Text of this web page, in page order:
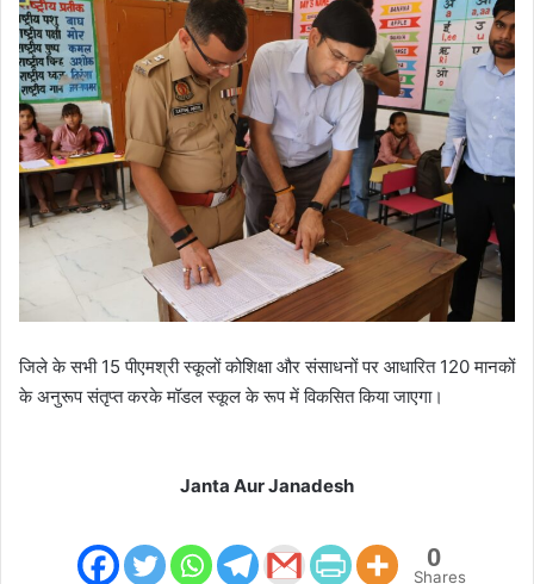
जिले के सभी 15 पीएमश्री स्कूलों कोशिक्षा और संसाधनों पर आधारित 120 मानकों
के अनुरूप संतृप्त करके मॉडल स्कूल के रूप में विकसित किया जाएगा।
Janta Aur Janadesh
0
Shares